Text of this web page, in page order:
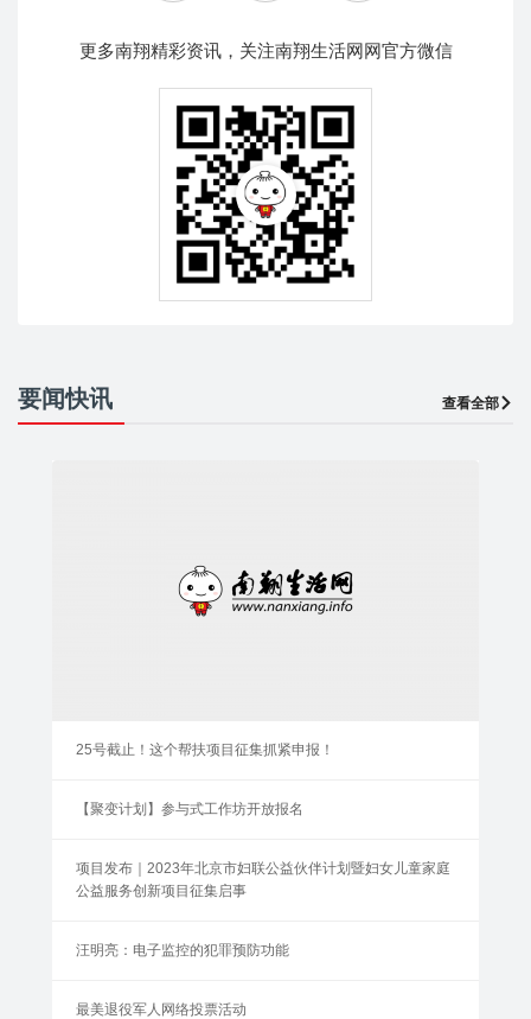
更多南翔精彩资讯，关注南翔生活网网官方微信
要闻快讯 查看全部
25号截止！这个帮扶项目征集抓紧申报！
【聚变计划】参与式工作坊开放报名
项目发布｜2023年北京市妇联公益伙伴计划暨妇女儿童家庭
公益服务创新项目征集启事
汪明亮：电子监控的犯罪预防功能
最美退役军人网络投票活动